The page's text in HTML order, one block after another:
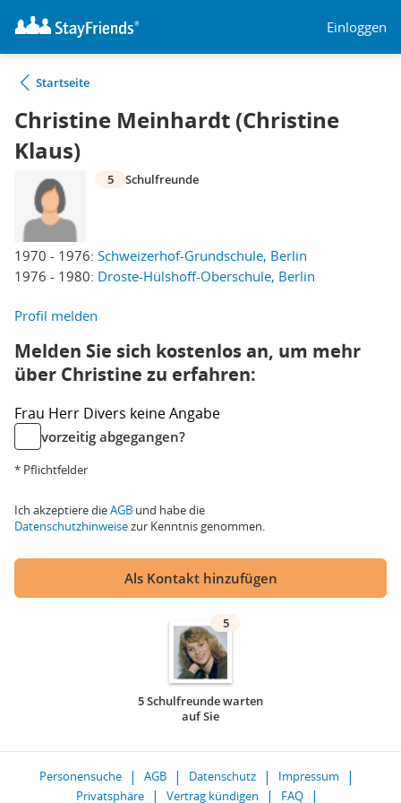
Einloggen
Startseite
Christine Meinhardt (Christine
Klaus)
1970 - 1976: Schweizerhof-Grundschule, Berlin
1976 - 1980: Droste-Hülshoff-Oberschule, Berlin
5 Schulfreunde
Profil melden
Melden Sie sich kostenlos an, um mehr
über Christine zu erfahren:
Frau Herr Divers keine Angabe
vorzeitig abgegangen?
* Pflichtfelder
Ich akzeptiere dieAGB und habe die
Datenschutzhinweisezur Kenntnis genommen.
Als Kontakt hinzufügen
5
5 Schulfreunde warten
auf Sie
Personensuche AGB Datenschutz
Impressum
Privatsphäre
Vertrag kündigen FAQ